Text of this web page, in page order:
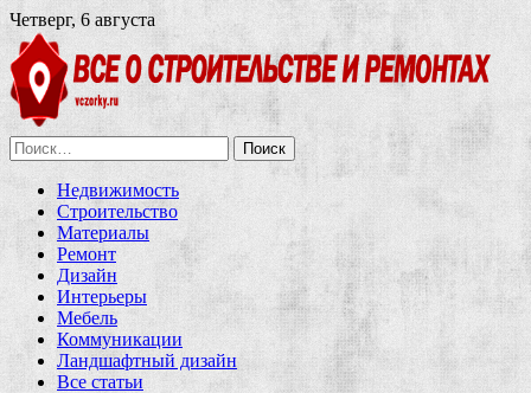
Четверг, 6 августа
Найти:
Недвижимость
Строительство
Материалы
Ремонт
Дизайн
Интерьеры
Мебель
Коммуникации
Ландшафтный дизайн
Все статьи